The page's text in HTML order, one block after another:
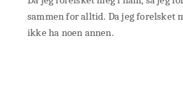
sammen for alltid. Da jeg forelsket
ikke ha noen annen.